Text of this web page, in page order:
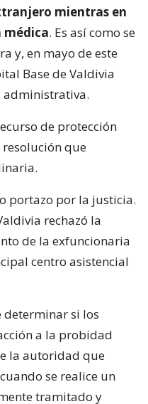
mientras en
médica. Es así como se
y, en mayo de este
Base de Valdivia
de protección
que
portazo por la justicia.
rechazó la
de la exfuncionaria
centro asistencial
determinar si los
a la probidad
la autoridad que
se realice un
tramitado y